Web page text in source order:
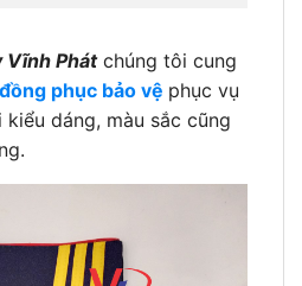
Vĩnh Phátchúng tôi cung
đồng phục bảo vệ phục vụ
dáng, màu sắc cũng